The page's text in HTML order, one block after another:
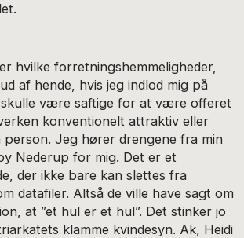
hvilke forretningshemmeligheder,
af hende, hvis jeg indlod mig på
skulle være saftige for at være offeret
konventionelt attraktiv eller
Jeg hører drengene fra min
Nederup for mig. Det er et
der ikke bare kan slet­tes fra
datafiler. Altså de ville have sagt om
at ”et hul er et hul”. Det stinker jo
klamme kvindesyn. Ak, Heidi